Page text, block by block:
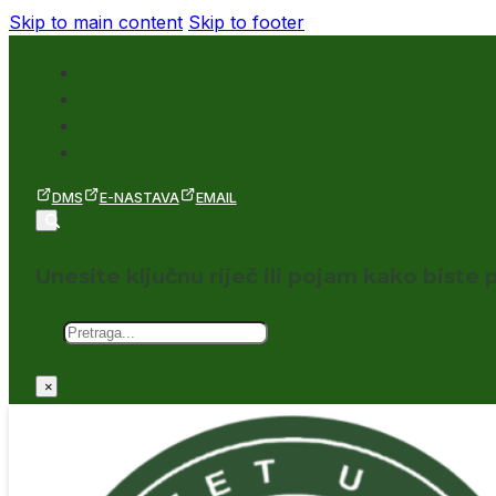
Skip to main content Skip to footer
DMS E-NASTAVA EMAIL
Unesite ključnu riječ ili pojam kako biste
Pretraga
×